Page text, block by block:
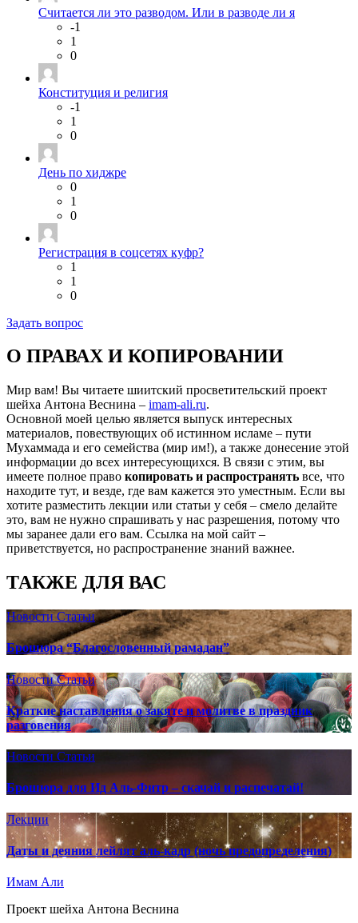
Считается ли это разводом. Или в разводе ли я
-1
1
0
Конституция и религия
-1
1
0
День по хиджре
0
1
0
Регистрация в соцсетях куфр?
1
1
0
Задать вопрос
О ПРАВАХ И КОПИРОВАНИИ
Мир вам! Вы читаете шиитский просветительский проект
шейха Антона Веснина – imam-ali.ru.
Основной моей целью является выпуск интересных
материалов, повествующих об истинном исламе – пути
Мухаммада и его семейства (мир им!), а также донесение этой
информации до всех интересующихся. В связи с этим, вы
имеете полное право копировать и распространять все, что
находите тут, и везде, где вам кажется это уместным. Если вы
хотите разместить лекции или статьи у себя – смело делайте
это, вам не нужно спрашивать у нас разрешения, потому что
мы заранее дали его вам. Ссылка на мой сайт –
приветствуется, но распространение знаний важнее.
ТАКЖЕ ДЛЯ ВАС
НовостиСтатьи
Брошюра “Благословенный рамадан”
НовостиСтатьи
Краткие наставления о закяте и молитве в праздник
разговения
Новости Статьи
Брошюра для Ид Аль-Фитр – скачай и распечатай!
Лекции
Даты и деяния лейлят аль-кадр (ночь предопределения)
Имам Али
Проект шейха Антона Веснина